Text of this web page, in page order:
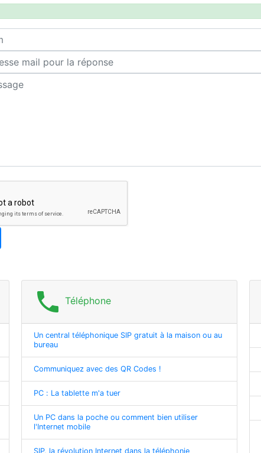
phone Téléphone
Un central téléphonique SIP gratuit à la maison ou au
bureau
Communiquez avec des QR Codes !
PC : La tablette m'a tuer
Un PC dans la poche ou comment bien utiliser
l'Internet mobile
SIP, la révolution Internet dans la téléphonie